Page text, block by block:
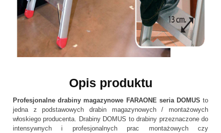
Opis produktu
Profesjonalne drabiny magazynowe FARAONE seria DOMUS to
jedna z podstawowych drabin magazynowych / montażowych
włoskiego producenta. Drabiny DOMUS to drabiny przeznaczone do
intensywnych i profesjonalnych prac montażowych czy